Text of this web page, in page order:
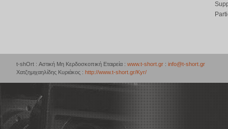
t-shOrt : Αστική Μη Κερδοσκοπική Εταιρεία : www.t-short.gr : info@t-short.gr
Χατζημιχαηλίδης Κυριάκος : http://www.t-short.gr/Kyr/